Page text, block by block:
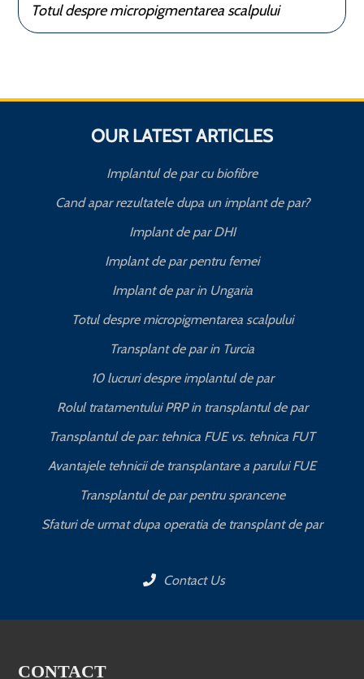
Totul despre micropigmentarea scalpului
OUR LATEST ARTICLES
Implantul de par cu biofibre
Cand apar rezultatele dupa un implant de par?
Implant de par DHI
Implant de par pentru femei
Implant de par in Ungaria
Totul despre micropigmentarea scalpului
Transplant de par in Turcia
10 lucruri despre implantul de par
Rolul tratamentului PRP in transplantul de par
Transplantul de par: tehnica FUE vs. tehnica FUT
Avantajele tehnicii de transplantare a parului FUE
Transplantul de par pentru sprancene
Sfaturi de urmat dupa operatia de transplant de par
Contact Us
CONTACT